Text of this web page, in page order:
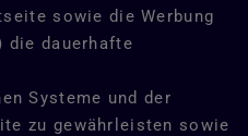
sowie die Werbung
die dauerhafte
Systeme und der
zu gewährleisten sowie